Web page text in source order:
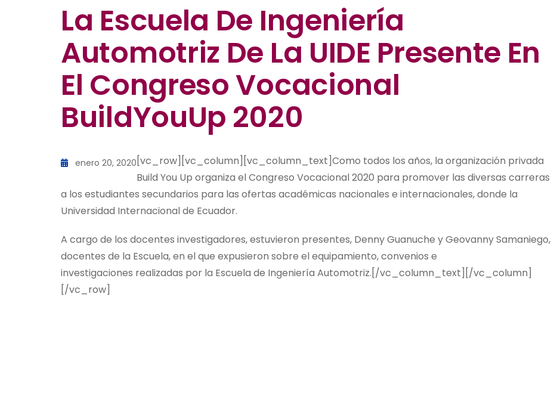
La Escuela De Ingeniería
Automotriz De La UIDE Presente En
El Congreso Vocacional
BuildYouUp 2020
enero 20, 2020 [vc_row][vc_column][vc_column_text]Como todos los años, la organización privada
Build You Up organiza el Congreso Vocacional 2020 para promover las diversas carreras
a los estudiantes secundarios para las ofertas académicas nacionales e internacionales, donde la
Universidad Internacional de Ecuador.
A cargo de los docentes investigadores, estuvieron presentes, Denny Guanuche y Geovanny Samaniego,
docentes de la Escuela, en el que expusieron sobre el equipamiento, convenios e
investigaciones realizadas por la Escuela de Ingeniería Automotriz.[/vc_column_text][/vc_column]
[/vc_row]